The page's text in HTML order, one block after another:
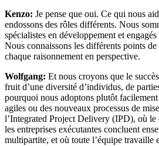
Kenzo: Je pense que oui. Ce qui nous
endossons des rôles différents. Nous
spécialistes en développement et
Nous connaissons les différents points
chaque raisonnement en perspective.
Wolfgang: Et nous croyons que le
fruit d’une diversité d’individus, de
pourquoi nous adoptons plutôt
agiles ou des nouveaux processus de
l’Integrated Project Delivery (IPD), où le
les entreprises exécutantes concluent
multipartite, et où toute l’équipe travaille